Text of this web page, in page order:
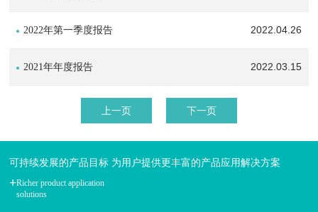
2022年第一季度报告 2022.04.26
2021年年度报告 2022.03.15
上一页 下一页
可持续发展的产品目标 为用户提供更丰富的产品应用解决方案
+Richer product application
solutions